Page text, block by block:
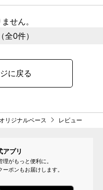
せん。
0件）
に戻る
リジナルベース レビュー
アプリ
がもっと便利に。
ポンもお届けします。